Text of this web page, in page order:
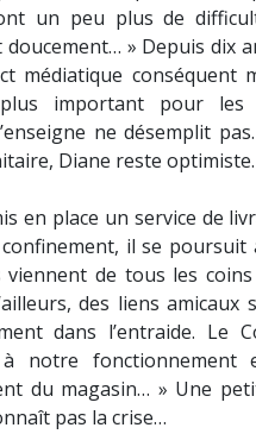
un peu plus de
» Depuis dix
médiatique conséquent
important pour les
ne désemplit
Diane reste optimiste.
en place un service de
il se poursuit
viennent de tous les
des liens amicaux
dans l’entraide. Le
à notre fonctionnement
du magasin… » Une
pas la crise…